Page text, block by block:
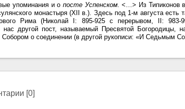
упоминания и опосте Успенском. <…> Из Типиконов
монастыря (XII в.). Здесь под 1-м августа есть
Рима (Николай I: 895-925 с перерывом, II: 983-
нас другой пост, называемый Пресвятой Богородицы,
Собором о соединении (в другой рукописи: «И Седьмым
[0]